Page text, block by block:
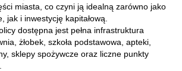
miasta, co czyni ją idealną zarówno jako
jak i inwestycję kapitałową.
dostępna jest pełna infrastruktura
żłobek, szkoła podstawowa, apteki,
sklepy spożywcze oraz liczne punkty